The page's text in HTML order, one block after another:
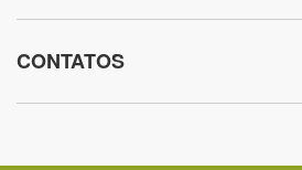
CONTATOS